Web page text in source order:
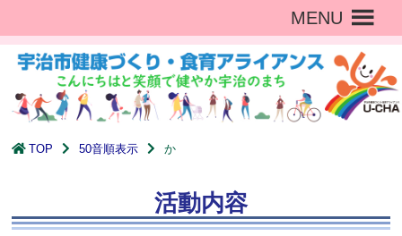
MENU
TOP 50音順表示 か
活動内容